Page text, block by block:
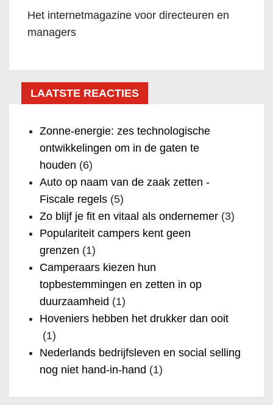
Het internetmagazine voor directeuren en
managers
LAATSTE REACTIES
Zonne-energie: zes technologische
ontwikkelingen om in de gaten te
houden (6)
Auto op naam van de zaak zetten -
Fiscale regels (5)
Zo blijf je fit en vitaal als ondernemer (3)
Populariteit campers kent geen
grenzen (1)
Camperaars kiezen hun
topbestemmingen en zetten in op
duurzaamheid (1)
Hoveniers hebben het drukker dan ooit
(1)
Nederlands bedrijfsleven en social selling
nog niet hand-in-hand (1)